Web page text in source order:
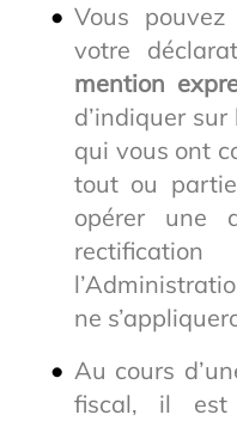
Vous pouvez
votre
mention
d’indiquer
qui vous ont
tout ou
opérer une
ne
Au cours
fiscal, il est